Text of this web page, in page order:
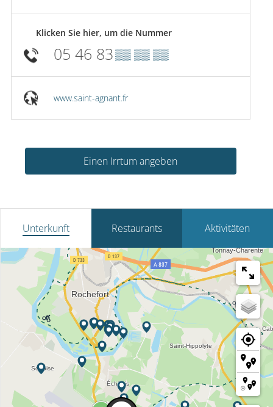
Klicken Sie hier, um die Nummer
05 46 83▒▒ ▒▒ ▒▒
www.saint-agnant.fr
Einen Irrtum angeben
Unterkunft Restaurants Aktivitäten